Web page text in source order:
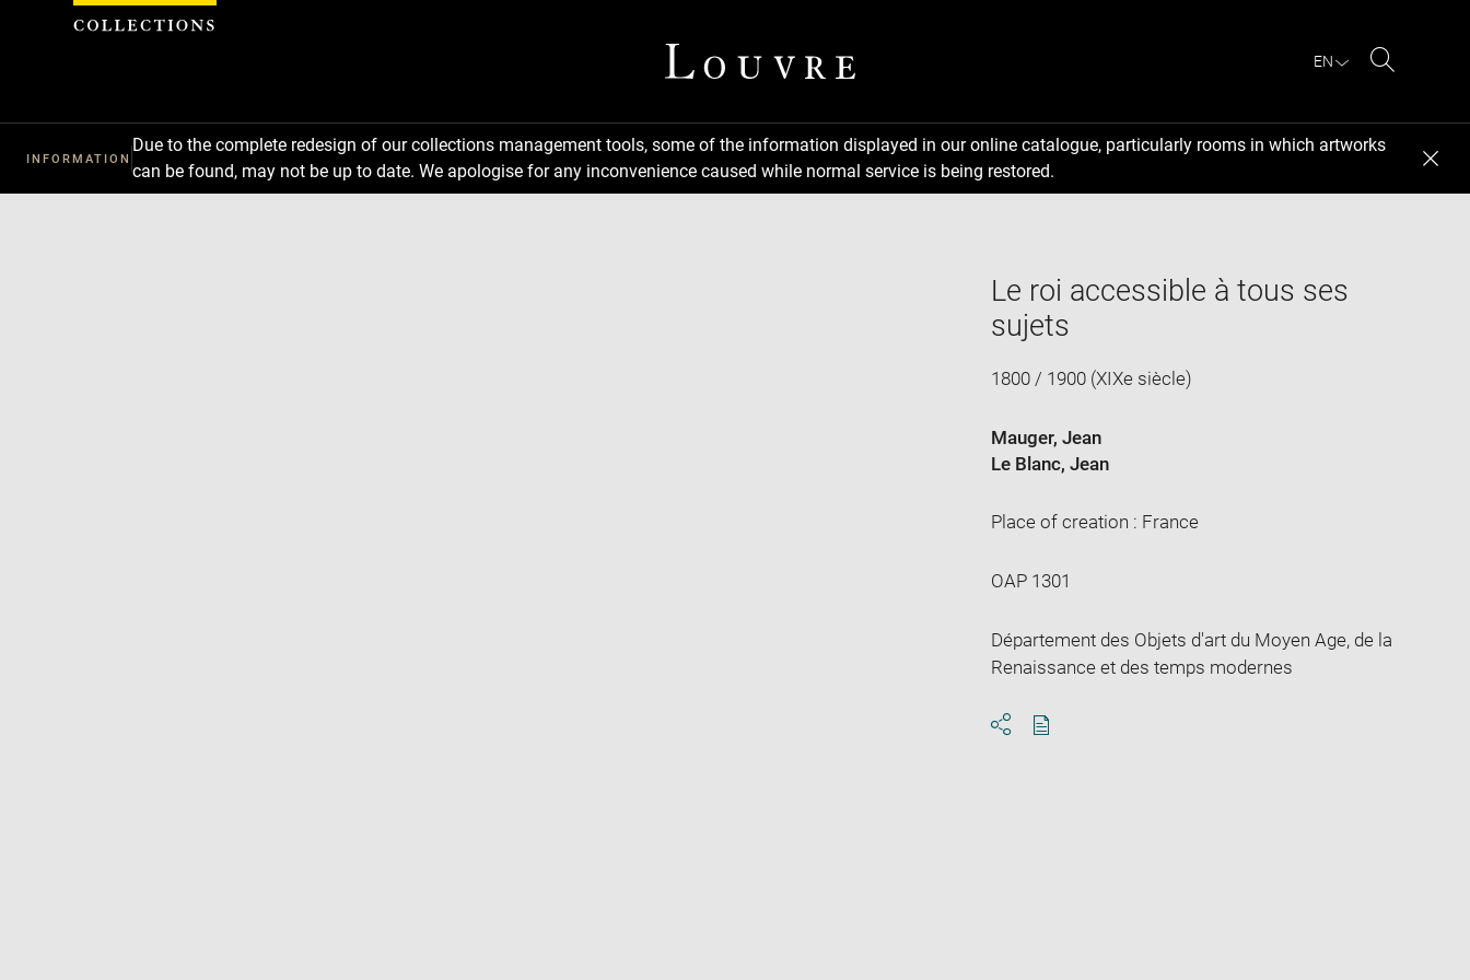
EN
INFORMATION
Due to the complete redesign of our collections management tools, some of the information displayed in our online catalogue, particularly rooms in which artworks
can be found, may not be up to date. We apologise for any inconvenience caused while normal service is being restored.
Le roi accessible à tous ses
sujets
1800 / 1900 (XIXe siècle)
Mauger, Jean
Le Blanc, Jean
Place of creation : France
OAP 1301
Département des Objets d'art du Moyen Age, de la
Renaissance et des temps modernes
Cookies management panel